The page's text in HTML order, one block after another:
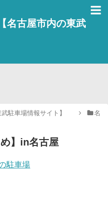
名古屋市内の東武
駐車場情報サイト】
名
】in名古屋
駐車場